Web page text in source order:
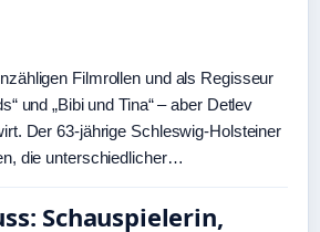
Filmrollen und als Regisseur
und „Bibi und Tina“ – aber Detlev
Der 63-jährige Schleswig-Holsteiner
die unterschiedlicher…
Schauspielerin,